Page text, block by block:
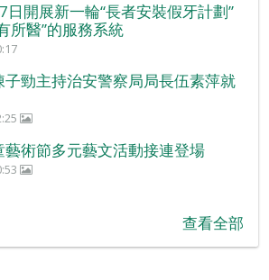
開展新一輪“長者安裝假牙計劃”
所醫”的服務系統
勁主持治安警察局局長伍素萍就
術節多元藝文活動接連登場
查看全部